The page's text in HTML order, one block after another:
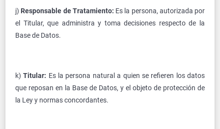
j) Responsable de Tratamiento: Es la persona, autorizada por
el Titular, que administra y toma decisiones respecto de la
Base de Datos.
k)Titular: Es la persona natural a quien se refieren los datos
que reposan en la Base de Datos, y el objeto de protección de
la Ley y normas concordantes.